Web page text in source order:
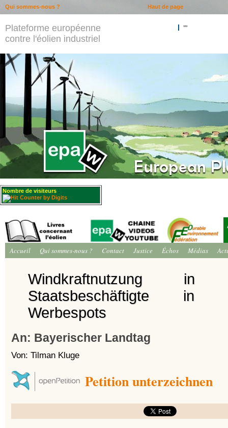
Plateforme européenne
contre l'éolien industriel
""
Nombre de visiteurs :
Accueil Qui sommes-nous ? Contact Justice Échos Médias
Windkraftnutzung
Staatsbeschäftigte in
Werbespots
An: Bayerischer Landtag
Von: Tilman Kluge
Petition unterzeichnen
Haut de page
Qui sommes-nous ?